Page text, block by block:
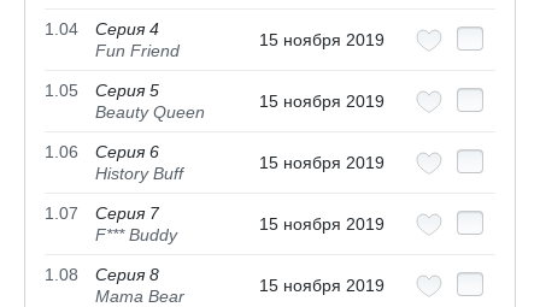
1.04
Серия 4
Fun Friend
15 ноября 2019
1.05
Серия 5
Beauty Queen
15 ноября 2019
1.06
Серия 6
History Buff
15 ноября 2019
1.07
Серия 7
F*** Buddy
15 ноября 2019
1.08
Серия 8
Mama Bear
15 ноября 2019